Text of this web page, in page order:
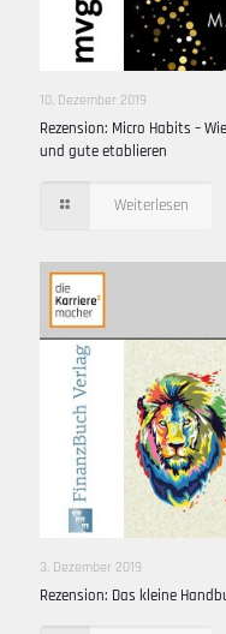
10. Dezember 2019
Rezension: Micro Habits –
und gute etablieren
Weiterlesen
3. Dezember 2019
Rezension: Das kleine